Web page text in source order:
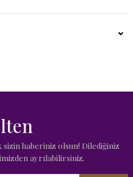
sizin haberiniz olsun! Dilediğiniz
ayrılabilirsiniz.